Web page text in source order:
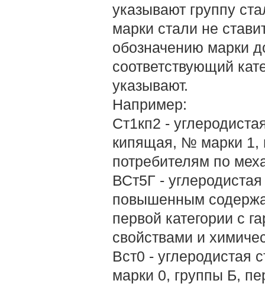
указывают группу
марки стали не
обозначению марки
соответствующий
указывают.
Например:
Ст1кп2 -
кипящая, № марки 1,
потребителям по
ВСт5Г -
повышенным
первой категории с
свойствами и
Вст0 - углеродистая
марки 0, группы Б,